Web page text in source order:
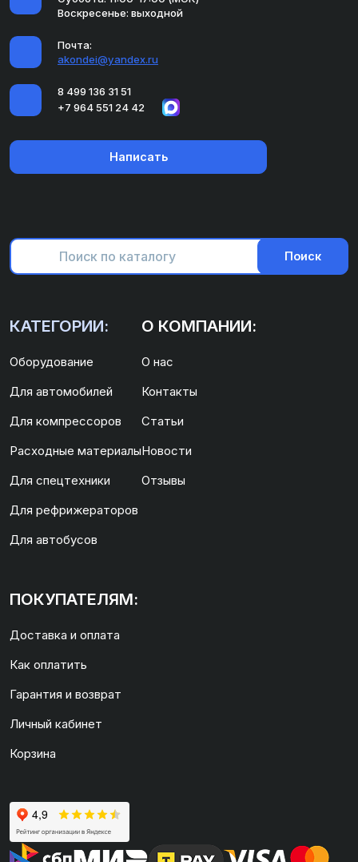
Воскресенье: выходной
Почта:
akondei@yandex.ru
8 499 136 31 51
+7 964 551 24 42
Написать
Поиск
КАТЕГОРИИ:
Оборудование
Для автомобилей
Для компрессоров
Расходные материалы
Для спецтехники
Для рефрижераторов
Для автобусов
О КОМПАНИИ:
О нас
Контакты
Статьи
Новости
Отзывы
ПОКУПАТЕЛЯМ:
Доставка и оплата
Как оплатить
Гарантия и возврат
Личный кабинет
Корзина